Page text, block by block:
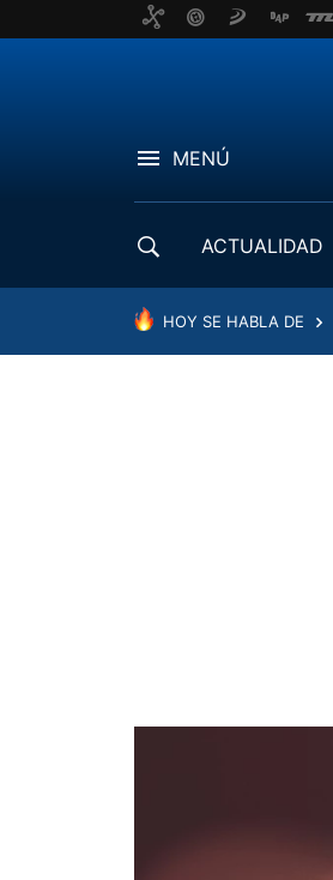
MENÚ
ACTUALIDAD
HOY SE HABLA DE